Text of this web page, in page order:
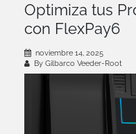
Optimiza tus
con FlexPay6
noviembre 14, 2025
By Gilbarco Veeder-Root